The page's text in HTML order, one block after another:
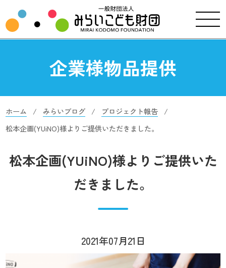
企業様物品提供
ホーム みらいブログ
プロジェクト報告
松本企画(YUiNO)様よりご提供いただきました。
松本企画(YUiNO)様よりご提供いた
だきました。
2021年07月21日